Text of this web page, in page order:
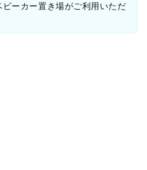
ーカー置き場がご利用いただ